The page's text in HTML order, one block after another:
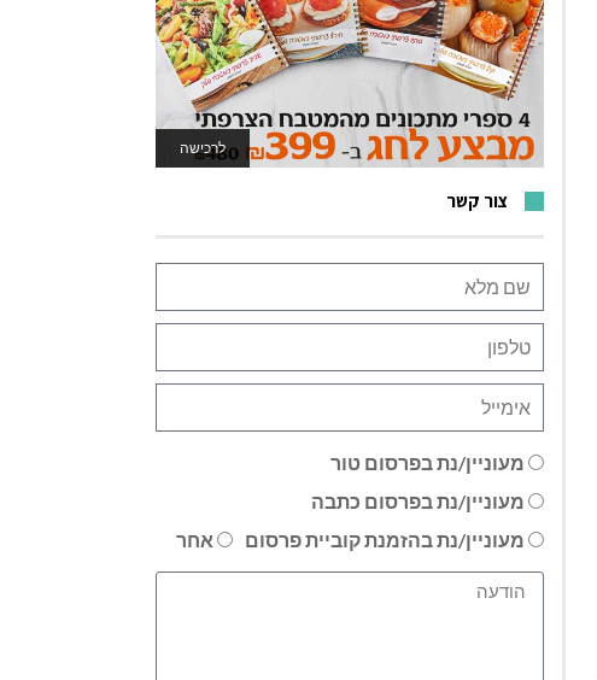
לרכישה
לאתר המשחקים
צור קשר
מעוניין/נת בפרסום טור
מעוניין/נת בפרסום כתבה
מעוניין/נת בהזמנת קוביית פרסום
אחר